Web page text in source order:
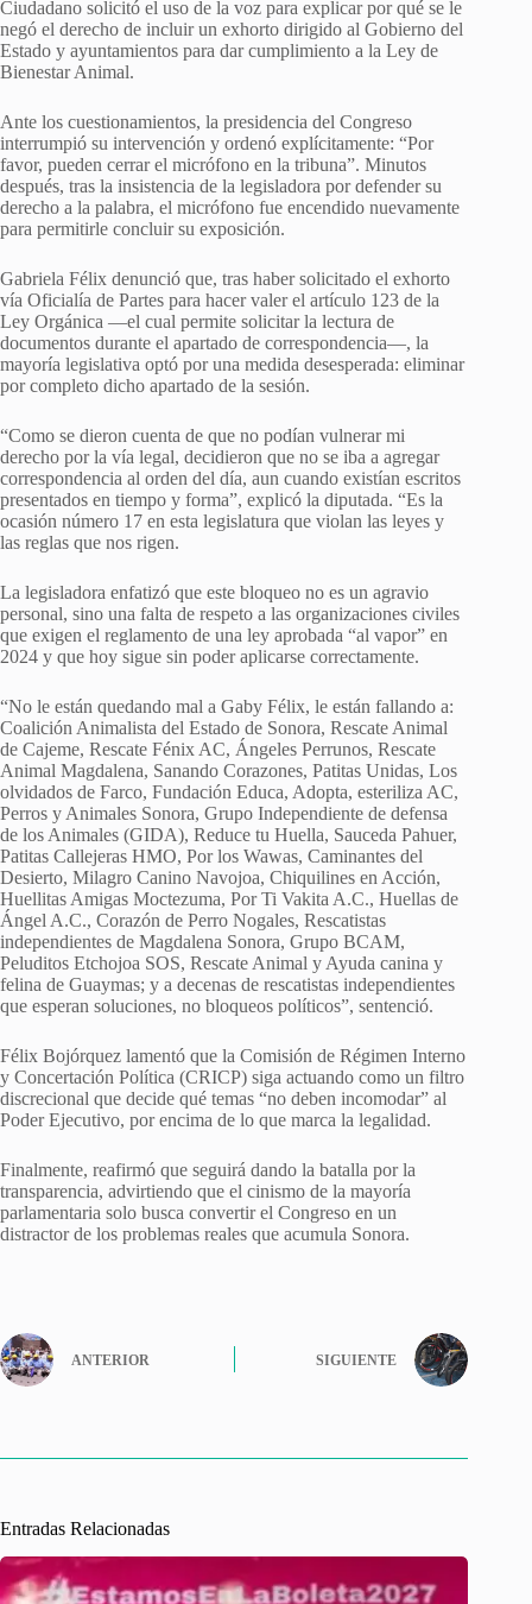
Ciudadano solicitó el uso de la voz para explicar por qué se le
negó el derecho de incluir un exhorto dirigido al Gobierno del
Estado y ayuntamientos para dar cumplimiento a la Ley de
Bienestar Animal.
Ante los cuestionamientos, la presidencia del Congreso
interrumpió su intervención y ordenó explícitamente: “Por
favor, pueden cerrar el micrófono en la tribuna”. Minutos
después, tras la insistencia de la legisladora por defender su
derecho a la palabra, el micrófono fue encendido nuevamente
para permitirle concluir su exposición.
Gabriela Félix denunció que, tras haber solicitado el exhorto
vía Oficialía de Partes para hacer valer el artículo 123 de la
Ley Orgánica —el cual permite solicitar la lectura de
documentos durante el apartado de correspondencia—, la
mayoría legislativa optó por una medida desesperada: eliminar
por completo dicho apartado de la sesión.
“Como se dieron cuenta de que no podían vulnerar mi
derecho por la vía legal, decidieron que no se iba a agregar
correspondencia al orden del día, aun cuando existían escritos
presentados en tiempo y forma”, explicó la diputada. “Es la
ocasión número 17 en esta legislatura que violan las leyes y
las reglas que nos rigen.
La legisladora enfatizó que este bloqueo no es un agravio
personal, sino una falta de respeto a las organizaciones civiles
que exigen el reglamento de una ley aprobada “al vapor” en
2024 y que hoy sigue sin poder aplicarse correctamente.
“No le están quedando mal a Gaby Félix, le están fallando a:
Coalición Animalista del Estado de Sonora, Rescate Animal
de Cajeme, Rescate Fénix AC, Ángeles Perrunos, Rescate
Animal Magdalena, Sanando Corazones, Patitas Unidas, Los
olvidados de Farco, Fundación Educa, Adopta, esteriliza AC,
Perros y Animales Sonora, Grupo Independiente de defensa
de los Animales (GIDA), Reduce tu Huella, Sauceda Pahuer,
Patitas Callejeras HMO, Por los Wawas, Caminantes del
Desierto, Milagro Canino Navojoa, Chiquilines en Acción,
Huellitas Amigas Moctezuma, Por Ti Vakita A.C., Huellas de
Ángel A.C., Corazón de Perro Nogales, Rescatistas
independientes de Magdalena Sonora, Grupo BCAM,
Peluditos Etchojoa SOS, Rescate Animal y Ayuda canina y
felina de Guaymas; y a decenas de rescatistas independientes
que esperan soluciones, no bloqueos políticos”, sentenció.
Félix Bojórquez lamentó que la Comisión de Régimen Interno
y Concertación Política (CRICP) siga actuando como un filtro
discrecional que decide qué temas “no deben incomodar” al
Poder Ejecutivo, por encima de lo que marca la legalidad.
Finalmente, reafirmó que seguirá dando la batalla por la
transparencia, advirtiendo que el cinismo de la mayoría
parlamentaria solo busca convertir el Congreso en un
distractor de los problemas reales que acumula Sonora.
ANTERIOR SIGUIENTE
Entradas Relacionadas